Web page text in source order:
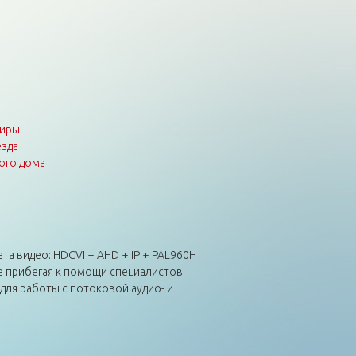
дома
видео: HDCVI + AHD + IP + PAL960H
прибегая к помощи специалистов.
работы с потоковой аудио- и